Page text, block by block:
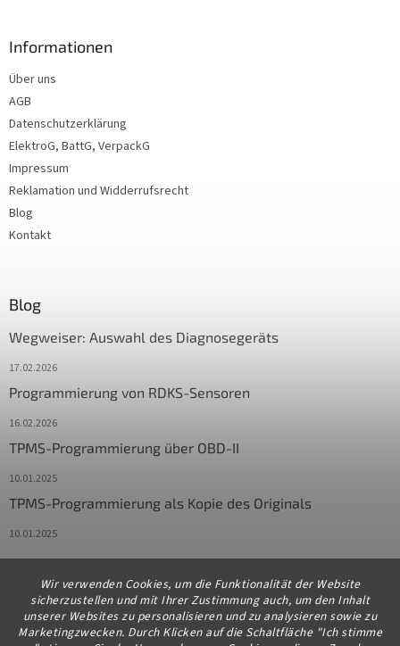
Wir verwenden Cookies, um die Funktionalität der Website
sicherzustellen und mit Ihrer Zustimmung auch, um den Inhalt
unserer Websites zu personalisieren und zu analysieren sowie zu
Marketingzwecken. Durch Klicken auf die Schaltfläche "Ich stimme
Informationen
Über uns
AGB
Datenschutzerklärung
ElektroG, BattG, VerpackG
Impressum
Reklamation und Widderrufsrecht
Blog
Kontakt
Blog
Wegweiser: Auswahl des Diagnosegeräts
17.02.2026
Programmierung von RDKS-Sensoren
16.02.2026
TPMS-Programmierung über OBD-II
10.01.2025
TPMS-Programmierung als Kopie des Originals
10.01.2025
Kontakt
info@diagstore.de